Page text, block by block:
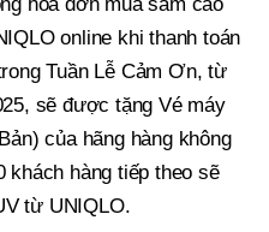
online khi thanh toán
Tuần Lễ Cảm Ơn, từ
sẽ được tặng Vé máy
của hãng hàng không
khách hàng tiếp theo sẽ
từ UNIQLO.